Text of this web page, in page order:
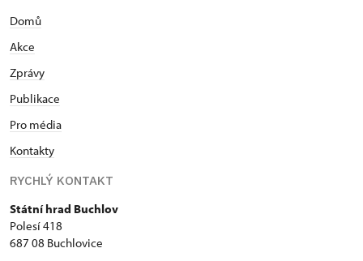
Domů
Akce
Zprávy
Publikace
Pro média
Kontakty
RYCHLÝ KONTAKT
Státní hrad Buchlov
Polesí 418
687 08 Buchlovice